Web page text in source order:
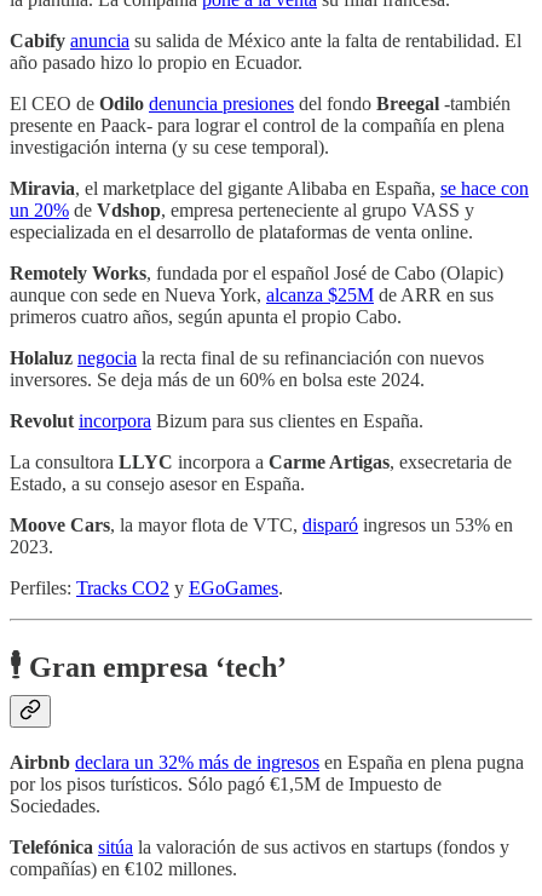
Cabify anuncia su salida de México ante la falta de rentabilidad. El
año pasado hizo lo propio en Ecuador.
El CEO de Odilo denuncia presiones del fondo Breegal -también
presente en Paack- para lograr el control de la compañía en plena
investigación interna (y su cese temporal).
Miravia, el marketplace del gigante Alibaba en España, se hace con
un 20% de Vdshop, empresa perteneciente al grupo VASS y
especializada en el desarrollo de plataformas de venta online.
Remotely Works, fundada por el español José de Cabo (Olapic)
aunque con sede en Nueva York, alcanza $25M de ARR en sus
primeros cuatro años, según apunta el propio Cabo.
Holaluz negocia la recta final de su refinanciación con nuevos
inversores. Se deja más de un 60% en bolsa este 2024.
Revolut incorpora Bizum para sus clientes en España.
La consultora LLYC incorpora a Carme Artigas, exsecretaria de
Estado, a su consejo asesor en España.
Moove Cars, la mayor flota de VTC, disparó ingresos un 53% en
2023.
Perfiles: Tracks CO2 y EGoGames.
🕴️ Gran empresa ‘tech’
Airbnb declara un 32% más de ingresos en España en plena pugna
por los pisos turísticos. Sólo pagó €1,5M de Impuesto de
Sociedades.
Telefónica sitúa la valoración de sus activos en startups (fondos y
compañías) en €102 millones.